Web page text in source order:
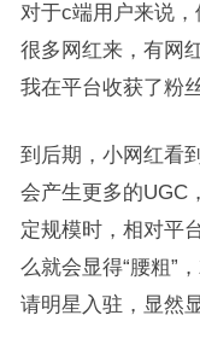
对于c端用户来说
很多网红来，有网
我在平台收获了粉
到后期，小网红看
会产生更多的UGC
定规模时，相对平
么就会显得“腰粗”
请明星入驻，显然